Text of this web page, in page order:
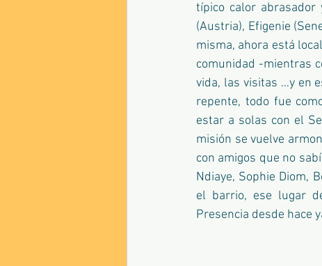
típico calor abrasador
(Austria), Efigenie
misma, ahora está
comunidad -mientras
vida, las visitas …y en
repente, todo fue
estar a solas con el
misión se vuelve
con amigos que no
Ndiaye, Sophie Diom,
el barrio, ese lugar
Presencia desde hace